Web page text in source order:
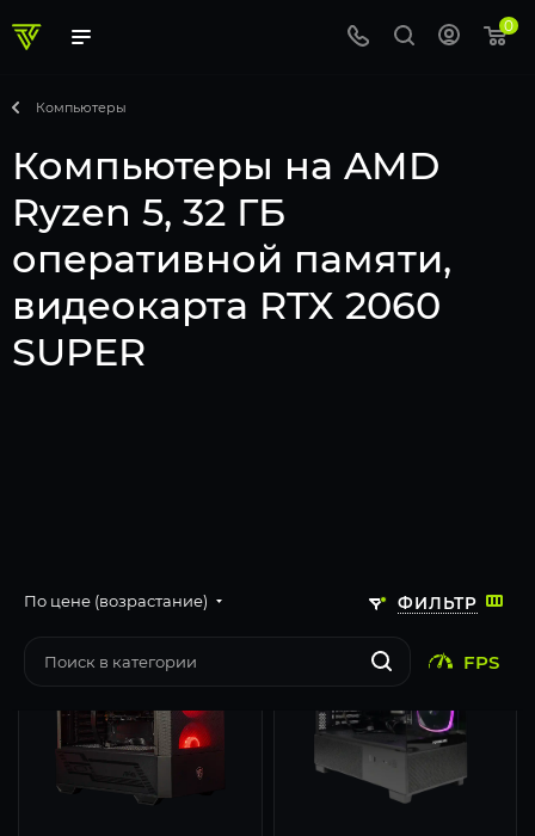
0
Компьютеры
Компьютеры на AMD
Ryzen 5, 32 ГБ
оперативной памяти,
видеокарта RTX 2060
SUPER
ФИЛЬТР
По цене (возрастание)
FPS